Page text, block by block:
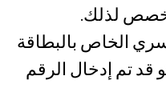
لذلك.
الخاص بالبطاقة
تم إدخال الرقم